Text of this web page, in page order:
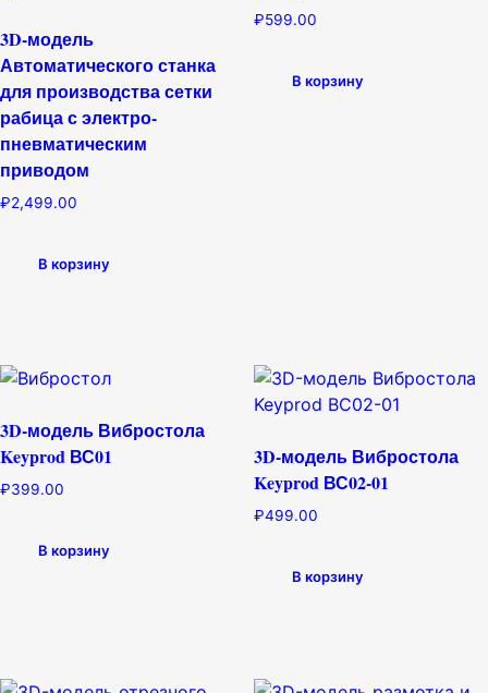
3D-модель
Автоматического станка
для производства сетки
рабица с электро-
пневматическим
приводом
₽2,499.00
В корзину
₽599.00
В корзину
3D-модель Вибростола
Keyprod ВС01
₽399.00
В корзину
3D-модель Вибростола
Keyprod ВС02-01
₽499.00
В корзину